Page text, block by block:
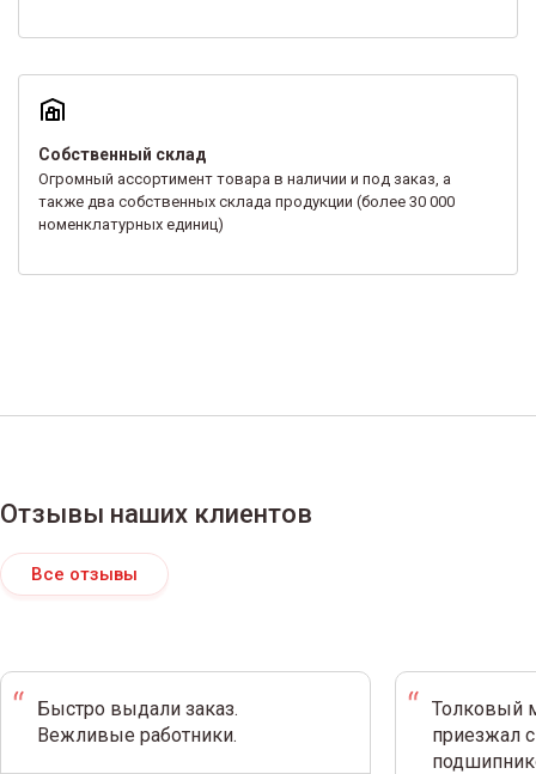
Собственный склад
Огромный ассортимент товара в наличии и под заказ, а
также два собственных склада продукции (более 30 000
номенклатурных единиц)
Отзывы наших клиентов
Все отзывы
Быстро выдали заказ.
Вежливые работники.
Толковый
приезжал